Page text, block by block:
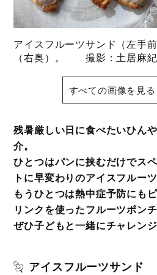
アイスフルーツサンド（左手
（右奥）。 撮影：土居麻
すべての画像を見る
残暑厳しい日に食べたいひん
介。
ひとつはパンに挟むだけでス
トに早変わりのアイスフルーツ
もうひとつは熱中症予防にも
リンクを使ったフルーツポンチ
ぜひ子どもと一緒にチャレン
アイスフルーツサンド